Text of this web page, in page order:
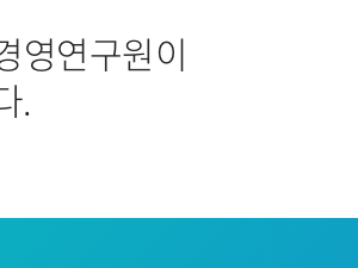
영연구원이
.